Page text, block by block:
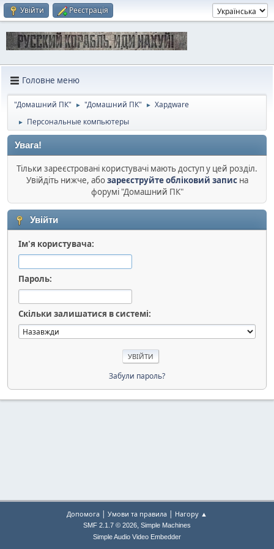
Увійти Реєстрація
Головне меню
"Домашний ПК" ► "Домашний ПК" ► Хардware
► Персональные компьютеры
Увага!
Тільки зареєстровані користувачі мають доступ у цей розділ.
Увійдіть нижче, абозареєструйте обліковий записна
форумі "Домашний ПК"
Увійти
Ім'я користувача:
Пароль:
Скільки залишатися в системі:
Забули пароль?
Допомога | Умови та правила | Нагору ▲
SMF 2.1.7 © 2026, Simple Machines
Simple Audio Video Embedder